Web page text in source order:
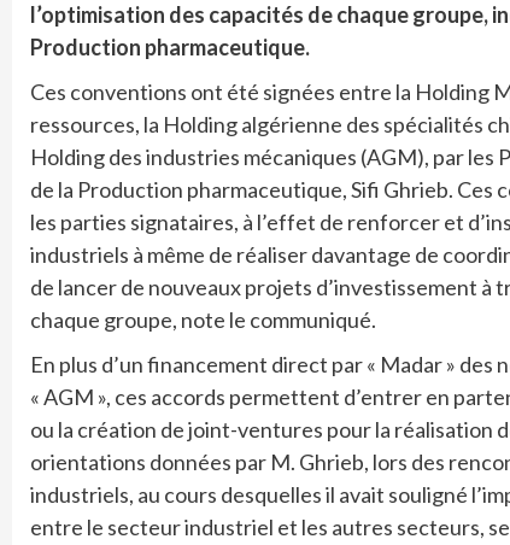
l’optimisation des capacités de chaque groupe,
Production pharmaceutique.
Ces conventions ont été signées entre la Holding
ressources, la Holding algérienne des spécialités
Holding des industries mécaniques (AGM), par les
de la Production pharmaceutique, Sifi Ghrieb.
les parties signataires, à l’effet de renforcer et
industriels à même de réaliser davantage de
de lancer de nouveaux projets d’investissement à
chaque groupe, note le communiqué.
En plus d’un financement direct par « Madar » des
« AGM », ces accords permettent d’entrer en
ou la création de joint-ventures pour la réalisation
orientations données par M. Ghrieb, lors des
industriels, au cours desquelles il avait souligné
entre le secteur industriel et les autres secteurs,